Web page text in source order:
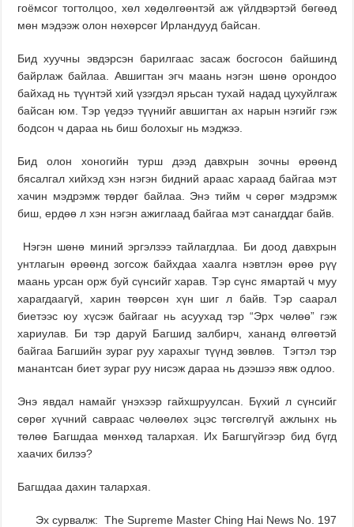
гоёмсог тогтолцоо, хөл хөдөлгөөнтэй аж үйлдвэртэй бөгөөд
мөн мэдээж олон нөхөрсөг Ирландууд байсан.
Бид хуучны эвдэрсэн барилгаас засаж босгосон байшинд
байрлаж байлаа. Авшигтан эгч маань нэгэн шөнө орондоо
байхад нь түүнтэй хий үзэгдэл ярьсан тухай надад цухуйлгаж
байсан юм. Тэр үедээ түүнийг авшигтан ах нарын нэгийг гэж
бодсон ч дараа нь биш болохыг нь мэджээ.
Бид олон хоногийн турш дээд давхрын зочны өрөөнд
бясалгал хийхэд хэн нэгэн бидний араас хараад байгаа мэт
хачин мэдрэмж төрдөг байлаа. Энэ тийм ч сөрөг мэдрэмж
биш, ердөө л хэн нэгэн ажиглаад байгаа мэт санагддаг байв.
Нэгэн шөнө миний эргэлзээ тайлагдлаа. Би доод давхрын
унтлагын өрөөнд зогсож байхдаа хаалга нэвтлэн өрөө рүү
маань урсан орж буй сүнсийг харав. Тэр сүнс ямартай ч муу
харагдаагүй, харин төөрсөн хүн шиг л байв. Тэр саарал
биетээс юу хүсэж байгааг нь асуухад тэр “Эрх чөлөө” гэж
хариулав. Би тэр даруй Багшид залбирч, хананд өлгөөтэй
байгаа Багшийн зураг руу харахыг түүнд зөвлөв. Тэгтэл тэр
манантсан биет зураг руу нисэж дараа нь дээшээ явж одлоо.
Энэ явдал намайг үнэхээр гайхшруулсан. Бүхий л сүнсийг
сөрөг хүчний савраас чөлөөлөх эцэс төгсгөлгүй ажлынх нь
төлөө Багшдаа мөнхөд талархая. Их Багшгүйгээр бид бүгд
хаачих билээ?
Багшдаа дахин талархая.
Эх сурвалж: The Supreme Master Ching Hai News No. 197